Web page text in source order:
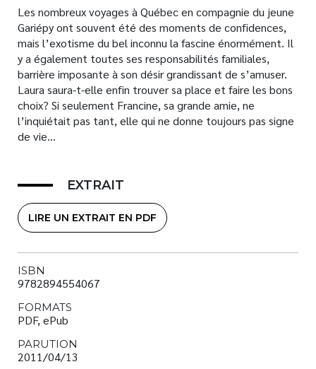
Les nombreux voyages à Québec en compagnie du jeune
Gariépy ont souvent été des moments de confidences,
mais l’exotisme du bel inconnu la fascine énormément. Il
y a également toutes ses responsabilités familiales,
barrière imposante à son désir grandissant de s’amuser.
Laura saura-t-elle enfin trouver sa place et faire les bons
choix? Si seulement Francine, sa grande amie, ne
l’inquiétait pas tant, elle qui ne donne toujours pas signe
de vie…
EXTRAIT
LIRE UN EXTRAIT EN PDF
ISBN
9782894554067
FORMATS
PDF, ePub
PARUTION
2011/04/13